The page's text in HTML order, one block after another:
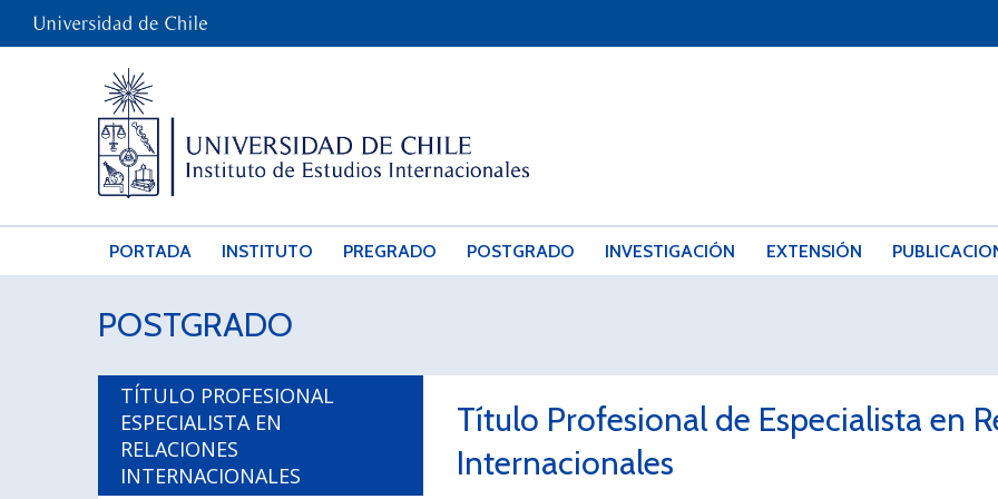
PORTADA INSTITUTO PREGRADO POSTGRADO INVESTIGACIÓN EXTENSIÓN
POSTGRADO
TÍTULO PROFESIONAL
ESPECIALISTA EN
RELACIONES
INTERNACIONALES
Título Profesional de Especialista en
Internacionales